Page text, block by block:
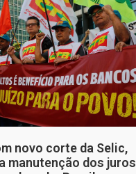
novo corte da Selic,
manutenção dos juros